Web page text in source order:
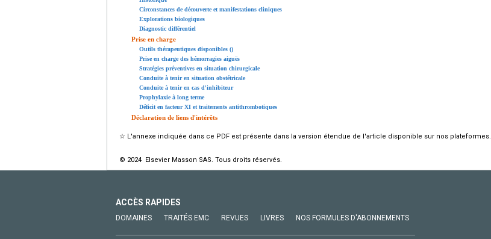
Circonstances de découverte et manifestations cliniques
Explorations biologiques
Diagnostic différentiel
Prise en charge
Outils thérapeutiques disponibles ()
Prise en charge des hémorragies aiguës
Stratégies préventives en situation chirurgicale
Conduite à tenir en situation obstétricale
Conduite à tenir en cas d'inhibiteur
Prophylaxie à long terme
Déficit en facteur XI et traitements antithrombotiques
Déclaration de liens d'intérêts
☆ L'annexe indiquée dans ce PDF est présente dans la version étendue de l'article disponible sur nos plateformes.
© 2024 Elsevier Masson SAS. Tous droits réservés.
ACCÈS RAPIDES
DOMAINES TRAITÉS EMC REVUES LIVRES NOS FORMULES D'ABONNEMENTS